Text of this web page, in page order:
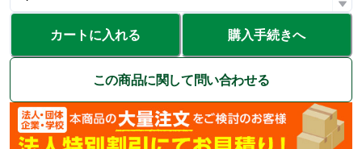
カートに入れる 購入手続きへ
この商品に関して問い合わせる